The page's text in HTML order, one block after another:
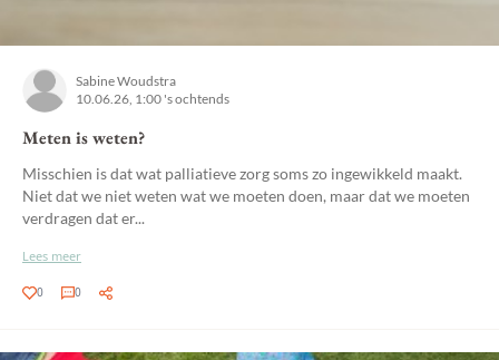
Sabine Woudstra
10.06.26, 1:00 's ochtends
Meten is weten?
Misschien is dat wat palliatieve zorg soms zo ingewikkeld maakt.
Niet dat we niet weten wat we moeten doen, maar dat we moeten
verdragen dat er...
Lees meer
0 0